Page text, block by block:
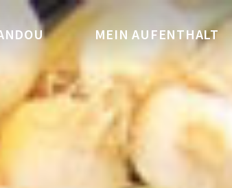
MEIN AUFENTHALT